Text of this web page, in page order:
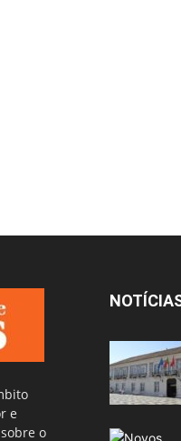
e
o